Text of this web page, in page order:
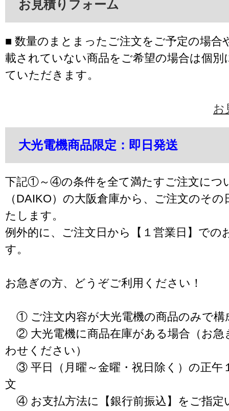
お見積りフォーム
■ 数量のまとまったご注文をご予定の場合
載されていない商品をご希望の場合は個別
ていただきます。
お
大光電機商品限定：即日発送
下記①～④の条件を全て満たすご注文につ
（DAIKO）の大阪倉庫から、ご注文のそ
たします。
例外的に、ご注文日から【１営業日】での
す。
お急ぎの方、どうぞご利用ください！
① ご注文内容が大光電機の商品のみで構
② 大光電機に商品在庫がある場合（お急
わせください）
③ 平日（月曜～金曜・祝日除く）の正午
文
④ お支払方法に【銀行前振込】をご指定